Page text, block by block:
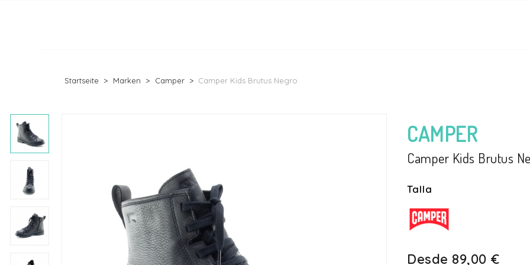
Startseite Marken Camper Camper Kids Brutus Negro
CAMPER
Camper Kids Brutus
Talla
Desde 89,00 €